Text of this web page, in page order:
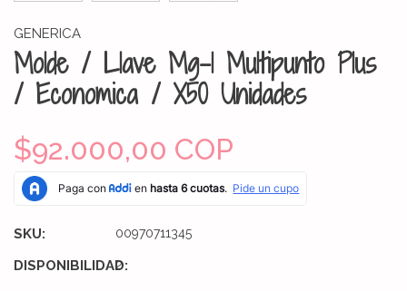
GENERICA
Molde / Llave Mg-1 Multipunto Plus
/ Economica / X50 Unidades
$92.000,00 COP
SKU: 00970711345
DISPONIBILIDAD:
2